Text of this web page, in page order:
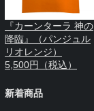
『カーンターラ 神の
降臨』（パンジュル
リオレンジ）
5,500円（税込）
新着商品